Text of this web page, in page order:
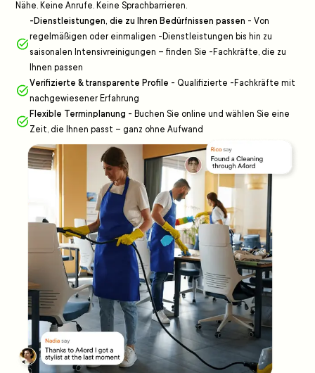
Nähe. Keine Anrufe. Keine Sprachbarrieren.
-Dienstleistungen, die zu Ihren Bedürfnissen passen - Von
regelmäßigen oder einmaligen -Dienstleistungen bis hin zu
saisonalen Intensivreinigungen – finden Sie -Fachkräfte, die zu
Ihnen passen
Verifizierte & transparente Profile - Qualifizierte -Fachkräfte mit
nachgewiesener Erfahrung
Flexible Terminplanung - Buchen Sie online und wählen Sie eine
Zeit, die Ihnen passt – ganz ohne Aufwand